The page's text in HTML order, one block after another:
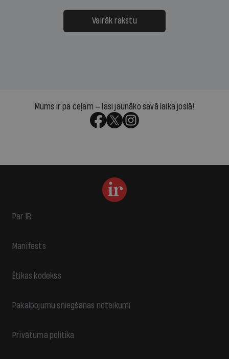
Vairāk rakstu
Mums ir pa ceļam — lasi jaunāko savā laika joslā!
Par IR
Manifests
Ētikas kodekss
Pakalpojumu sniegšanas noteikumi
Privātuma politika